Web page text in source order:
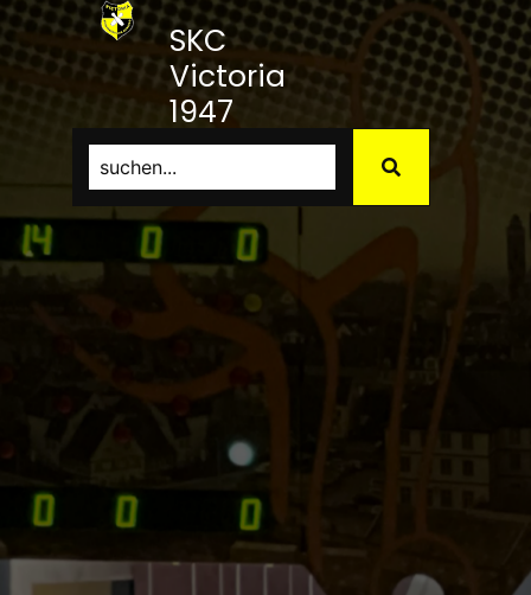
SKC
Victoria
1947
Bamberg
e.V.